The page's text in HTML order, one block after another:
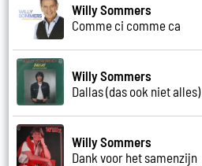
Willy Sommers
Comme ci comme ca
Willy Sommers
Dallas (das ook niet alles)
Willy Sommers
Dank voor het samenzijn